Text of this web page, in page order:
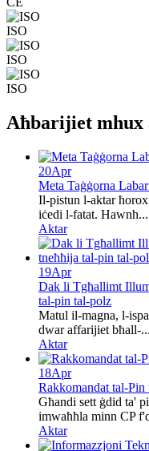
ISO
ISO
ISO
Aħbarijiet
20Apr
Meta Taġġorna
Il-pistun l-aktar
iċedi l-fatat. Hawnh...
Aktar
19Apr
Dak li Tgħallimt
tal-pin tal-polz
Matul il-magna, l-
dwar affarijiet bħall-...
Aktar
18Apr
Rakkomandat tal-
Għandi sett ġdid ta'
imwaħħla minn CP
Aktar